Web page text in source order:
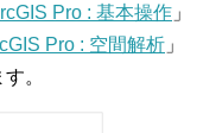
Pro : 基本操作 」
Pro : 空間解析 」
。